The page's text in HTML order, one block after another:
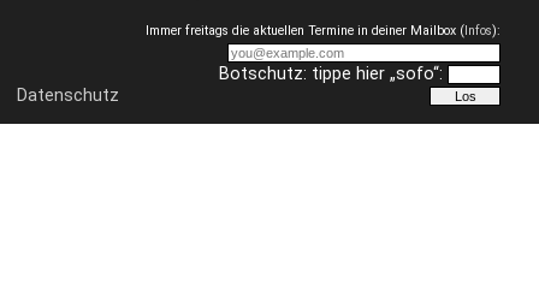
Datenschutz
Immer freitags die aktuellen Termine in deiner Mailbox (Infos):
Botschutz: tippe hier „sofo“: